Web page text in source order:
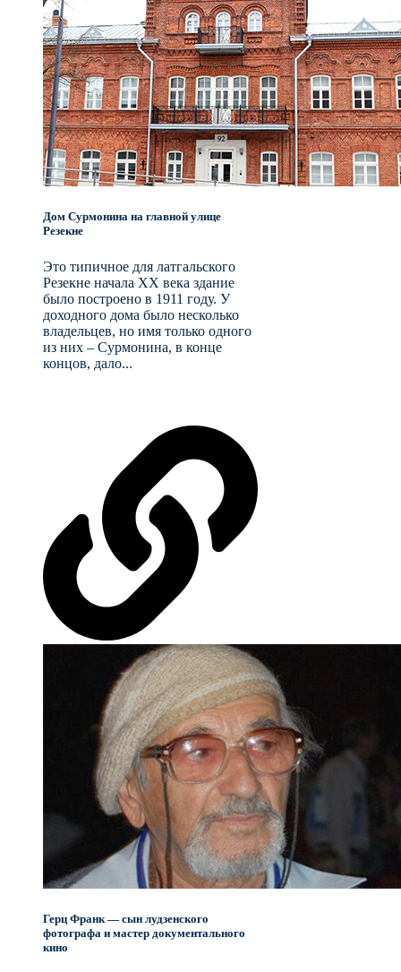
Дом Сурмонина на главной улице
Резекне
Это типичное для латгальского
Резекне начала XX века здание
было построено в 1911 году. У
доходного дома было несколько
владельцев, но имя только одного
из них – Сурмонина, в конце
концов, дало...
Герц Франк — сын лудзенского
фотографа и мастер документального
кино